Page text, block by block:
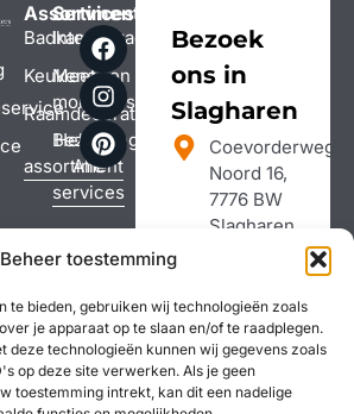
Beheer toestemming
te bieden, gebruiken wij technologieën zoals
je apparaat op te slaan en/of te raadplegen.
deze technologieën kunnen wij gegevens zoals
op deze site verwerken. Als je geen
toestemming intrekt, kan dit een nadelige
Assortiment
Badkamers
Keukens
Raamdecoratie
Hele
assortiment
Services
Interieuradvies
Meet- en
montageservice
Bezorging
Alle
services
Bezoek
ons in
Slagharen
Coevorderweg-
Noord 16,
7776 BW
Slagharen
Route in
Google maps
Bel: 0523 681
521